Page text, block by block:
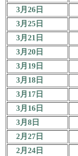
3月26日
3月25日
3月21日
3月20日
3月19日
3月18日
3月17日
3月16日
3月8日
2月27日
2月24日